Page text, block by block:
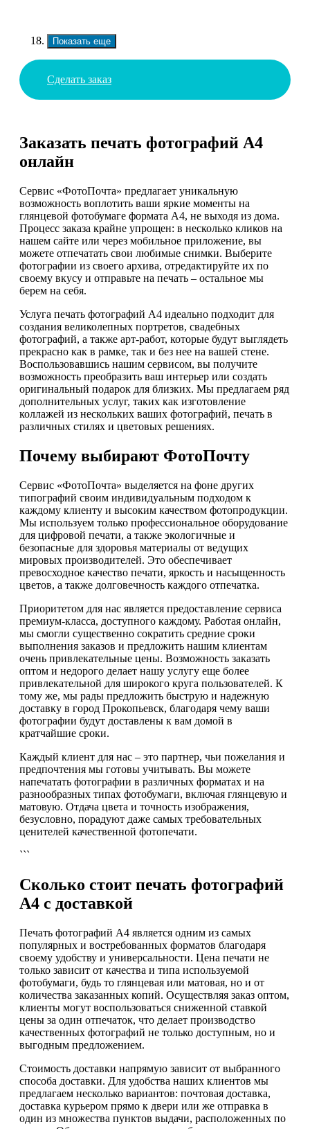
Показать еще
Сделать заказ
Заказать печать фотографий А4
онлайн
Сервис «ФотоПочта» предлагает уникальную
возможность воплотить ваши яркие моменты на
глянцевой фотобумаге формата А4, не выходя из дома.
Процесс заказа крайне упрощен: в несколько кликов на
нашем сайте или через мобильное приложение, вы
можете отпечатать свои любимые снимки. Выберите
фотографии из своего архива, отредактируйте их по
своему вкусу и отправьте на печать – остальное мы
берем на себя.
Услуга печать фотографий А4 идеально подходит для
создания великолепных портретов, свадебных
фотографий, а также арт-работ, которые будут выглядеть
прекрасно как в рамке, так и без нее на вашей стене.
Воспользовавшись нашим сервисом, вы получите
возможность преобразить ваш интерьер или создать
оригинальный подарок для близких. Мы предлагаем ряд
дополнительных услуг, таких как изготовление
коллажей из нескольких ваших фотографий, печать в
различных стилях и цветовых решениях.
Почему выбирают ФотоПочту
Сервис «ФотоПочта» выделяется на фоне других
типографий своим индивидуальным подходом к
каждому клиенту и высоким качеством фотопродукции.
Мы используем только профессиональное оборудование
для цифровой печати, а также экологичные и
безопасные для здоровья материалы от ведущих
мировых производителей. Это обеспечивает
превосходное качество печати, яркость и насыщенность
цветов, а также долговечность каждого отпечатка.
Приоритетом для нас является предоставление сервиса
премиум-класса, доступного каждому. Работая онлайн,
мы смогли существенно сократить средние сроки
выполнения заказов и предложить нашим клиентам
очень привлекательные цены. Возможность заказать
оптом и недорого делает нашу услугу еще более
привлекательной для широкого круга пользователей. К
тому же, мы рады предложить быструю и надежную
доставку в город Прокопьевск, благодаря чему ваши
фотографии будут доставлены к вам домой в
кратчайшие сроки.
Каждый клиент для нас – это партнер, чьи пожелания и
предпочтения мы готовы учитывать. Вы можете
напечатать фотографии в различных форматах и на
разнообразных типах фотобумаги, включая глянцевую и
матовую. Отдача цвета и точность изображения,
безусловно, порадуют даже самых требовательных
ценителей качественной фотопечати.
```
Сколько стоит печать фотографий
А4 с доставкой
Печать фотографий А4 является одним из самых
популярных и востребованных форматов благодаря
своему удобству и универсальности. Цена печати не
только зависит от качества и типа используемой
фотобумаги, будь то глянцевая или матовая, но и от
количества заказанных копий. Осуществляя заказ оптом,
клиенты могут воспользоваться сниженной ставкой
цены за один отпечаток, что делает производство
качественных фотографий не только доступным, но и
выгодным предложением.
Стоимость доставки напрямую зависит от выбранного
способа доставки. Для удобства наших клиентов мы
предлагаем несколько вариантов: почтовая доставка,
доставка курьером прямо к двери или же отправка в
один из множества пунктов выдачи, расположенных по